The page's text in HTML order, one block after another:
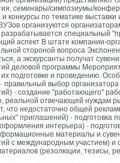
семинары/симпозиумы/
конкурсы по тематике
организуются
специальный
аспект В штате компании-
стороной вопроса
а экскурсанты получат
деловой программы
подготовке и проведению.
правильный выбор
· создание "работающего"
реальной отвечающей нуждам
что недостаточно общей
приглашений) · подготовка
интерьера) ·
материалы и
с международным участием) и
(резолюции, тезисы,